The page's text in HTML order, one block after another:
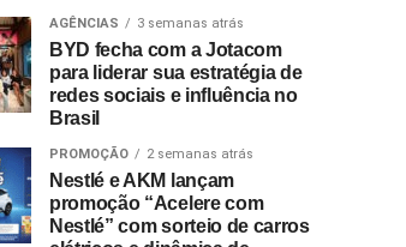
AGÊNCIAS 3 semanas atrás
BYD fecha com a Jotacom
para liderar sua estratégia de
redes sociais e influência no
Brasil
PROMOÇÃO 2 semanas atrás
Nestlé e AKM lançam
promoção “Acelere com
Nestlé” com sorteio de carros